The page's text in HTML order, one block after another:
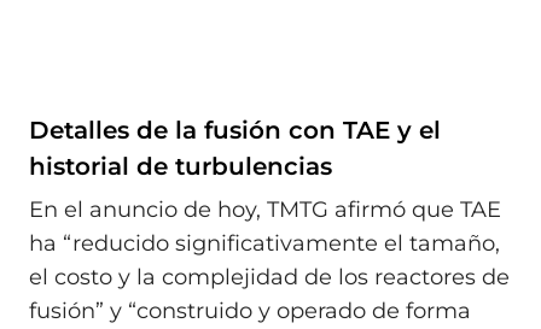
Detalles de la fusión con TAE y el
historial de turbulencias
En el anuncio de hoy, TMTG afirmó que TAE
ha “reducido significativamente el tamaño,
el costo y la complejidad de los reactores de
fusión” y “construido y operado de forma